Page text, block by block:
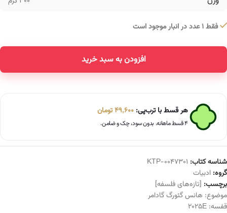
فقط 1 عدد در انبار موجود است
افزودن به سبد خرید
هر قسط با ترب‌پی: 49,600تومان
۴ قسط ماهانه. بدون سود، چک و ضامن.
شناسه کتاب: KTP-0047301
گروه: ادبیات
برچسب: [تازه‌های فلسفه]
موضوع: هانس گئورگ گادامر
قفسه: 2025E